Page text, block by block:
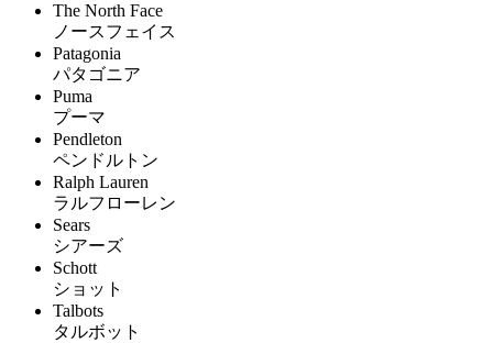
The North Face
ノースフェイス
Patagonia
パタゴニア
Puma
プーマ
Pendleton
ペンドルトン
Ralph Lauren
ラルフローレン
Sears
シアーズ
Schott
ショット
Talbots
タルボット